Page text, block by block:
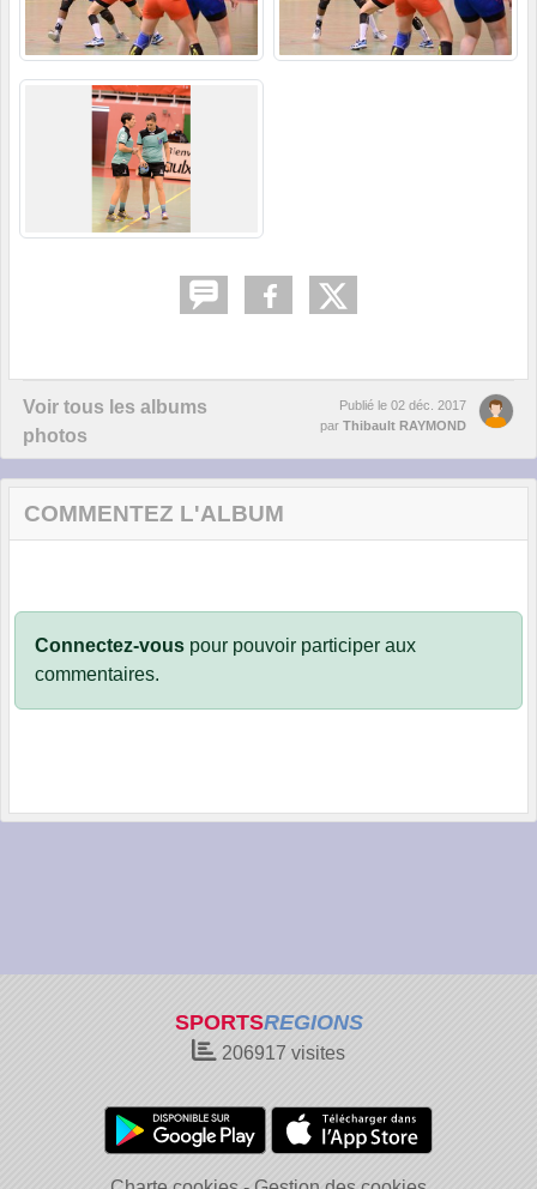
Voir tous les albums
photos
Publié le 02 déc. 2017
par Thibault RAYMOND
COMMENTEZ L'ALBUM
Connectez-vous pour pouvoir participer aux
commentaires.
SPORTSREGIONS
206917 visites